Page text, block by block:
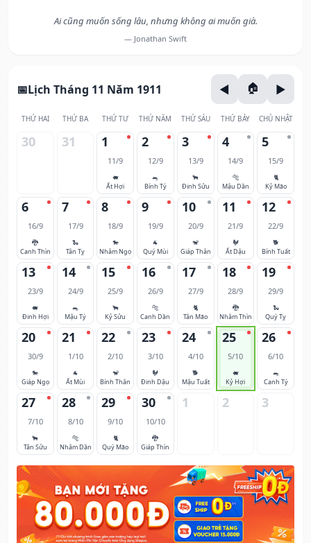
Ai cũng muốn sống lâu, nhưng không ai muốn già.
— Jonathan Swift
Lịch Tháng 11 Năm 1911
THỨ HAI THỨ BA THỨ TƯ THỨ NĂM THỨ SÁU THỨ BẢY CHỦ NHẬT
30 31 1
11/9
🐖
Ất Hợi
2
12/9
🐀
Bính Tý
3
13/9
🐂
Đinh Sửu
4
14/9
🐅
Mậu Dần
5
15/9
🐈
Kỷ Mão
6
16/9
🐉
Canh Thìn
7
17/9
🐍
Tân Tỵ
8
18/9
🐎
Nhâm Ngọ
9
19/9
🐐
Quý Mùi
10
20/9
🐒
Giáp Thân
11
21/9
🐓
Ất Dậu
12
22/9
🐕
Bính Tuất
13
23/9
🐖
Đinh Hợi
14
24/9
🐀
Mậu Tý
15
25/9
🐂
Kỷ Sửu
16
26/9
🐅
Canh Dần
17
27/9
🐈
Tân Mão
18
28/9
🐉
Nhâm Thìn
19
29/9
🐍
Quý Tỵ
20
30/9
🐎
Giáp Ngọ
21
1/10
🐐
Ất Mùi
22
2/10
🐒
Bính Thân
23
3/10
🐓
Đinh Dậu
24
4/10
🐕
Mậu Tuất
25
5/10
🐖
Kỷ Hợi
26
6/10
🐀
Canh Tý
27
7/10
🐂
Tân Sửu
28
8/10
🐅
Nhâm Dần
29
9/10
🐈
Quý Mão
30
10/10
🐉
Giáp Thìn
1 2 3